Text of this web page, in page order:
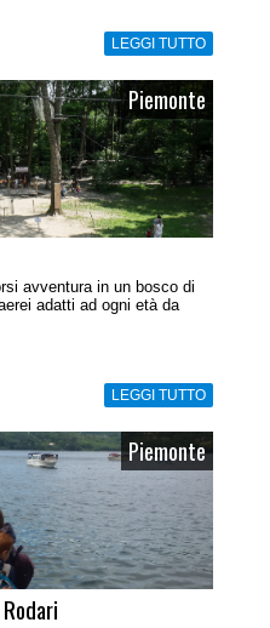
LEGGI TUTTO
Piemonte
avventura in un bosco di
adatti ad ogni età da
LEGGI TUTTO
Piemonte